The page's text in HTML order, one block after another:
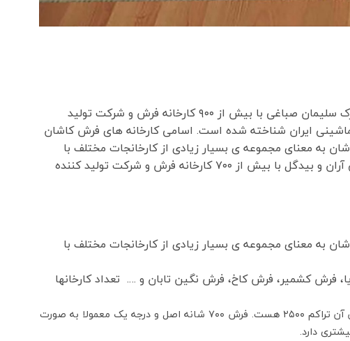
کاشان با داشتن چندین شهرک صنعتی مانند شهرک صنعتی راوند و شهرک صنعتی آران و بیدگل شهرک امیر کبیر ، شهرک سلیمان صباغی با بیش از ۹۰۰ کارخانه فرش و شرکت تولید
ایران شناخته شده است. اسامی کارخانه های فرش کاشان
به معنای مجموعه ی بسیار زیادی از کارخانجات مختلف با
کیفیت ها و برند های مختلف هست. کاشان با داشتن چندین شهرک صنعتی مانند شهرک صنعتی راوند و شهرک صنعتی آران و بیدگل با بیش از ۷۰۰ کارخانه فرش و شرکت تولید کننده
به معنای مجموعه ی بسیار زیادی از کارخانجات مختلف با
فرش کشمیر، فرش کاخ، فرش نگین تابان و …. تعداد کارخانها
فرش کاشان ۷۰۰ شانه واقعی دارای تراکم عرضی (شانه فرش) ۷۰۰ گره و تراکم طولی (تراکم فرش) ۲۵۵۰ گره هستند که معروفترین آن تراکم ۲۵۰۰ هست. فرش ۷۰۰ شانه اصل و درجه یک معمولا به صورت